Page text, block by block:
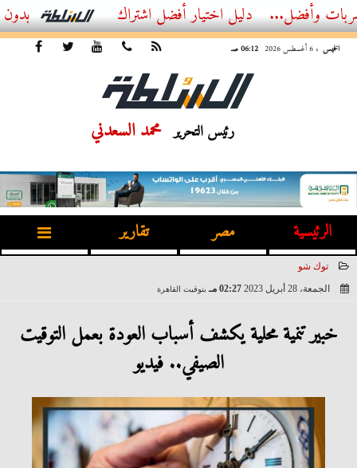
أفضل اشتراك IPTV بدون تقطيع 2026 – دليل المشاهد العصري
الخميس ، 6 أغسطس 2026 06:12 صـ
رئيس التحرير محمد السعدني
الرئيسية مصر تقارير
توك شو
الجمعة، 28 أبريل 2023
02:27 مـ بتوقيت القاهرة
خبير تنمية محلية يكشف أسباب العودة بعمل التوقيت
الصيفي.. فيديو